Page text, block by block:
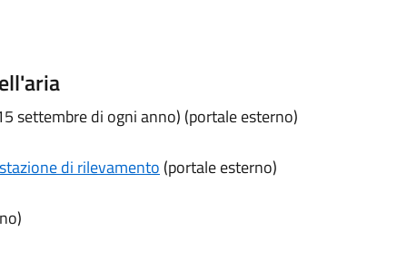
settembre di ogni anno) (portale esterno)
di rilevamento (portale esterno)